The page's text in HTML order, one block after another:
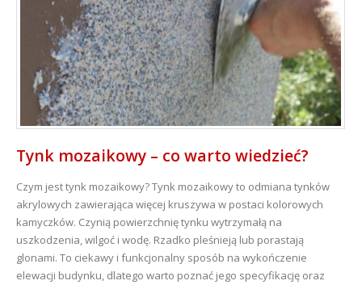
Tynk mozaikowy – co warto wiedzieć?
Czym jest tynk mozaikowy? Tynk mozaikowy to odmiana tynków
akrylowych zawierająca więcej kruszywa w postaci kolorowych
kamyczków. Czynią powierzchnię tynku wytrzymałą na
uszkodzenia, wilgoć i wodę. Rzadko pleśnieją lub porastają
glonami. To ciekawy i funkcjonalny sposób na wykończenie
elewacji budynku, dlatego warto poznać jego specyfikację oraz